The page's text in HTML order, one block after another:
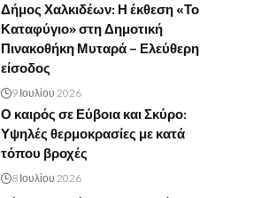
Δήμος Χαλκιδέων: Η έκθεση «Το
Καταφύγιο» στη Δημοτική
Πινακοθήκη Μυταρά – Ελεύθερη
είσοδος
9 Ιουλίου 2026
Ο καιρός σε Εύβοια και Σκύρο:
Υψηλές θερμοκρασίες με κατά
τόπου βροχές
8 Ιουλίου 2026